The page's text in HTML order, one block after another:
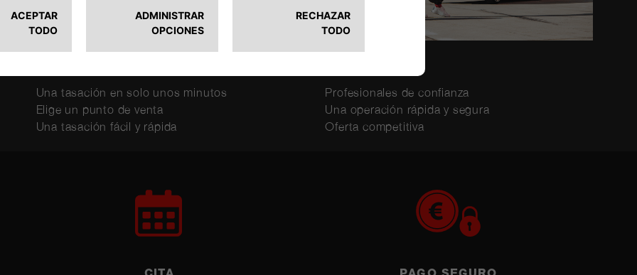
Una tasación en solo unos minutos
Elige un punto de venta
Una tasación fácil y rápida
Profesionales de confianza
Una operación rápida y segura
Oferta competitiva